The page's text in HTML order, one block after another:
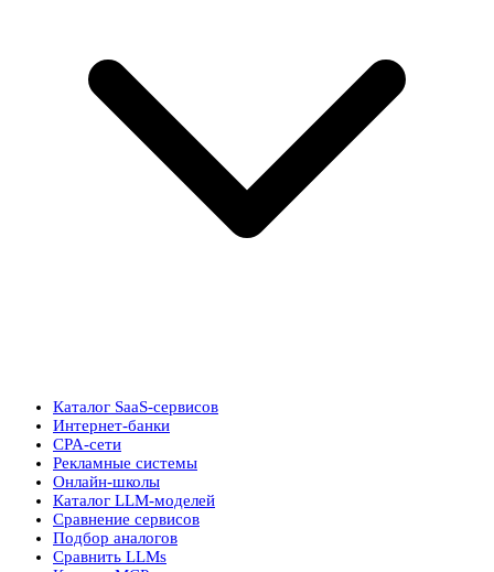
Каталог SaaS-сервисов
Интернет-банки
CPA-сети
Рекламные системы
Онлайн-школы
Каталог LLM-моделей
Сравнение сервисов
Подбор аналогов
Сравнить LLMs